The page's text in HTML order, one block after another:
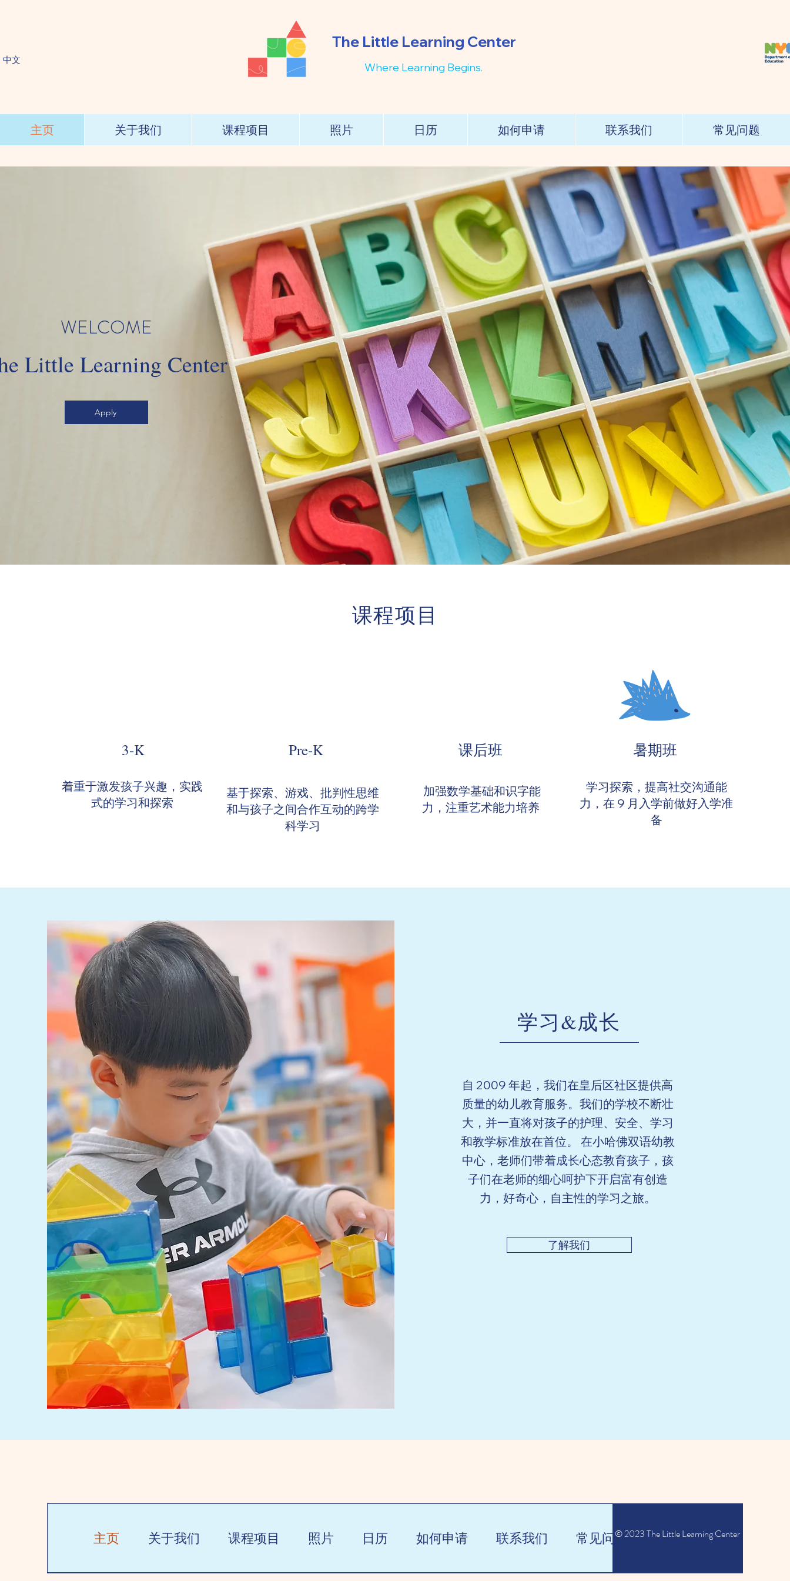
​中文
The Little Learning Center
Where Learning Begins.
主页 关于我们 课程项目 照片 日历 如何申请 联系我们 常见问题
WELCOME
Little Learning Center
Apply
课程项目
3-K
着重于激发孩子兴趣，实践
式的学习和探索
Pre-K​
基于探索、游戏、批判性思维
和与孩子之间合作互动的跨学
科学习
课后班
加强数学基础和识字能
力，注重艺术能力培养
暑期班
学习探索，提高社交沟通能
力，在 9 月入学前做好入学准
备
​学习&成长
自 2009 年起，我们在皇后区社区提供高
质量的幼儿教育服务。我们的学校不断壮
大，并一直将对孩子的护理、安全、学习
和教学标准放在首位。 在小哈佛双语幼教
中心，老师们带着成长心态教育孩子，孩
子们在老师的细心呵护下开启富有创造
力，好奇心，自主性的学习之旅。
了解我们
主页 关于我们 课程项目 照片 日历 如何申请 联系我们 常见问题© 2023 The Little Learning Center